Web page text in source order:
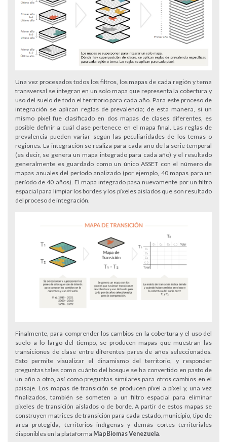
Una vez procesados todos los filtros, los mapas de cada región y tema
transversal se integran en un solo mapa que representa la cobertura y
uso del suelo de todo el territorio para cada año. Para este proceso de
integración se aplican reglas de prevalencia; de esta manera, si un
mismo píxel fue clasificado en dos mapas de clases diferentes, es
posible definir a cuál clase pertenece en el mapa final. Las reglas de
prevalencia pueden variar según las peculiaridades de los temas o
regiones. La integración se realiza para cada año de la serie temporal
(es decir, se genera un mapa integrado para cada año) y el resultado
generalmente es guardado como un único ASSET con el número de
mapas anuales del período analizado (por ejemplo, 40 mapas para un
período de 40 años). El mapa integrado pasa nuevamente por un filtro
espacial para limpiar los bordes y los píxeles aislados que son resultado
del proceso de integración.
Finalmente, para comprender los cambios en la cobertura y el uso del
suelo a lo largo del tiempo, se producen mapas que muestran las
transiciones de clase entre diferentes pares de años seleccionados.
Esto permite visualizar el dinamismo del territorio, y responder
preguntas tales como cuánto del bosque se ha convertido en pasto de
un año a otro, así como preguntas similares para otros cambios en el
paisaje. Los mapas de transición se producen píxel a píxel y, una vez
finalizados, también se someten a un filtro espacial para eliminar
píxeles de transición aislados o de borde. A partir de estos mapas se
construyen matrices de transición para cada estado, municipio, tipo de
área protegida, territorios indígenas y demás cortes territoriales
disponibles en la plataforma MapBiomas Venezuela.